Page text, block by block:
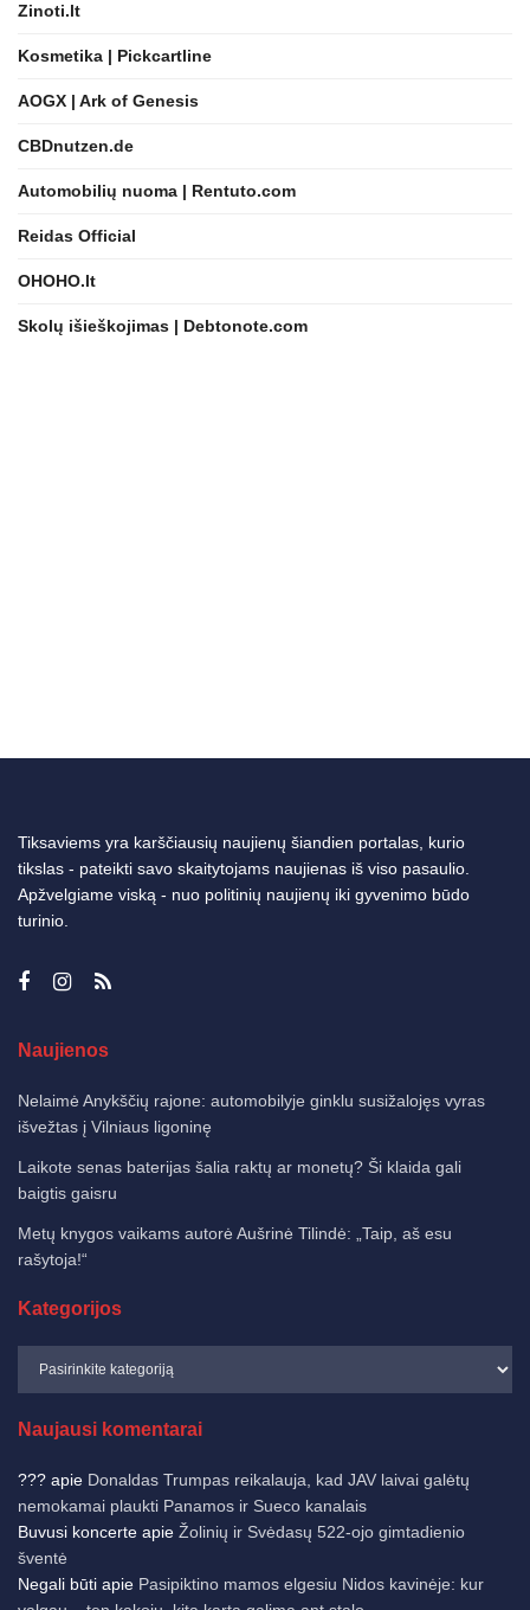
Zinoti.lt
Kosmetika | Pickcartline
AOGX | Ark of Genesis
CBDnutzen.de
Automobilių nuoma | Rentuto.com
Reidas Official
OHOHO.lt
Skolų išieškojimas | Debtonote.com
Tiksaviems yra karščiausių naujienų šiandien portalas, kurio
tikslas - pateikti savo skaitytojams naujienas iš viso pasaulio.
Apžvelgiame viską - nuo politinių naujienų iki gyvenimo būdo
turinio.
Naujienos
Nelaimė Anykščių rajone: automobilyje ginklu susižalojęs vyras
išvežtas į Vilniaus ligoninę
Laikote senas baterijas šalia raktų ar monetų? Ši klaida gali
baigtis gaisru
Metų knygos vaikams autorė Aušrinė Tilindė: „Taip, aš esu
rašytoja!“
Kategorijos
Naujausi komentarai
??? apie Donaldas Trumpas reikalauja, kad JAV laivai galėtų
nemokamai plaukti Panamos ir Sueco kanalais
Buvusi koncerte apie Žolinių ir Svėdasų 522-ojo gimtadienio
šventė
Negali būti apie Pasipiktino mamos elgesiu Nidos kavinėje: kur